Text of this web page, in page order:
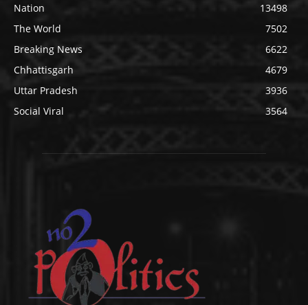
Nation
13498
The World
7502
Breaking News
6622
Chhattisgarh
4679
Uttar Pradesh
3936
Social Viral
3564